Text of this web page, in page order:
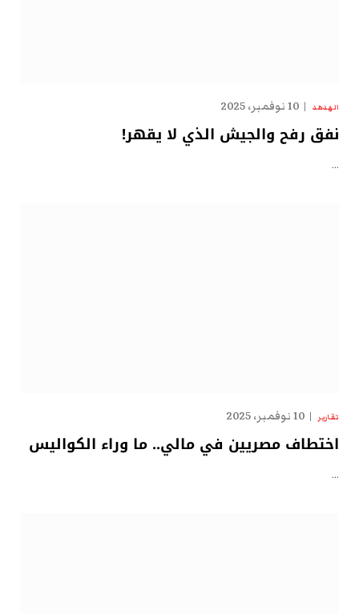
الهدهد 10 نوفمبر، 2025
نفق رفح والجيش الذي لا يقهر!
…
تقارير 10 نوفمبر، 2025
اختطاف مصريين في مالي.. ما وراء الكواليس
…